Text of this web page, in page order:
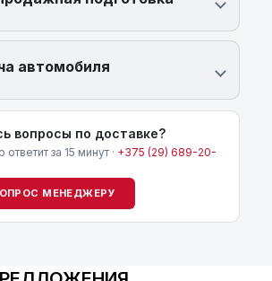
автомобиля
вопросы по доставке?
за 15 минут · +375 (29) 689-20-
МЕНЕДЖЕРУ